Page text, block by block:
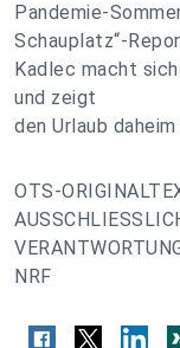
Pandemie-
Schauplatz“-
Kadlec macht
und zeigt
den Urlaub
OTS-
NRF